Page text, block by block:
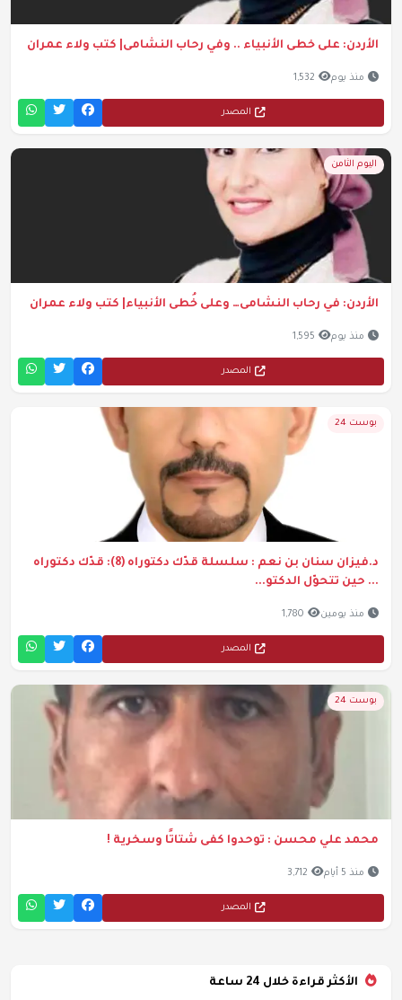
الأردن: على خطى الأنبياء .. وفي رحاب النشامى| كتب ولاء عمران
منذ يوم 1,532
المصدر
اليوم الثامن
الأردن: في رحاب النشامى… وعلى خُطى الأنبياء| كتب ولاء عمران
منذ يوم 1,595
المصدر
بوست 24
د.فيزان سنان بن نعم : سلسلة قدّك دكتوراه (8): قدّك دكتوراه
... حين تتحوّل الدكتو...
منذ يومين 1,780
المصدر
بوست 24
محمد علي محسن : توحدوا كفى شتاتًا وسخرية !
منذ 5 أيام 3,712
المصدر
الأكثر قراءة خلال 24 ساعة